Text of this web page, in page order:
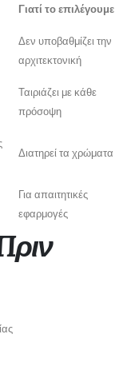
Γιατί το επιλέγουμε
Δεν υποβαθμίζει την
αρχιτεκτονική
Ταιριάζει με κάθε
πρόσοψη
Διατηρεί τα χρώματα
Για απαιτητικές
εφαρμογές